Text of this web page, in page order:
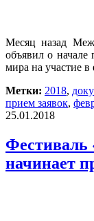
Месяц назад
объявил о начале
мира на участие в
Метки: 2018,
прием заявок,
25.01.2018
Фестиваль
начинает